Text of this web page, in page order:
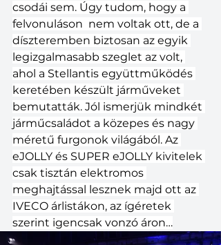
csodái sem. Úgy tudom, hogy a
felvonuláson  nem voltak ott, de a
díszteremben biztosan az egyik
legizgalmasabb szeglet az volt,
ahol a Stellantis együttműködés
keretében készült járműveket
bemutatták. Jól ismerjük mindkét
járműcsaládot a közepes és nagy
méretű furgonok világából. Az
eJOLLY és SUPER eJOLLY kivitelek
csak tisztán elektromos
meghajtással lesznek majd ott az
IVECO árlistákon, az ígéretek
szerint igencsak vonzó áron…